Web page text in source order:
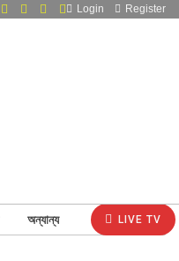
Login Register
অন্যান্য LIVE TV